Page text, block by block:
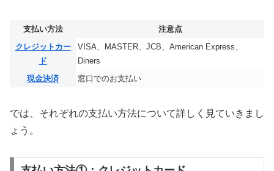
支払い方法
注意点
クレジットカー
ド
VISA、MASTER、JCB、American Express、
Diners
現金決済
窓口でのお支払い
では、それぞれの支払い方法について詳しく見ていきまし
ょう。